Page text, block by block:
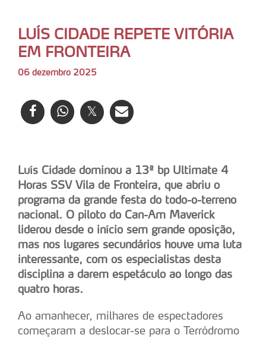
LUÍS CIDADE REPETE VITÓRIA
EM FRONTEIRA
06 dezembro 2025
Luís Cidade dominou a 13ª bp Ultimate 4
Horas SSV Vila de Fronteira, que abriu o
programa da grande festa do todo-o-terreno
nacional. O piloto do Can-Am Maverick
liderou desde o início sem grande oposição,
mas nos lugares secundários houve uma luta
interessante, com os especialistas desta
disciplina a darem espetáculo ao longo das
quatro horas.
Ao amanhecer, milhares de espectadores
começaram a deslocar-se para o Terródromo